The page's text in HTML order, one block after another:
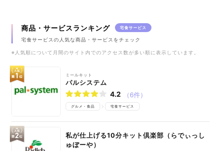
商品・サービスランキング 宅食サービス
宅食サービスの人気な商品・サービスをチェック
※人気順について月間のサイト内でのアクセス数が多い順に表示しています。
ミールキット
パルシステム
4.2 （6件）
グルメ・食品 宅食サービス
私が仕上げる10分キット倶楽部（らでぃっし
ゅぼーや）